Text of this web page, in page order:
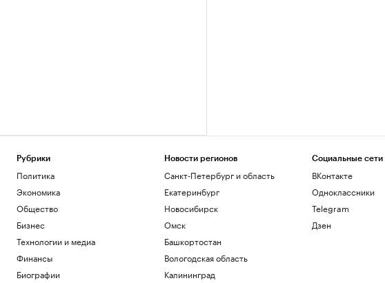
Рубрики
Политика
Экономика
Общество
Бизнес
Технологии и медиа
Финансы
Биографии
Новости регионов
Санкт-Петербург и область
Екатеринбург
Новосибирск
Омск
Башкортостан
Вологодская область
Калининград
Социальные сети
ВКонтакте
Одноклассники
Telegram
Дзен